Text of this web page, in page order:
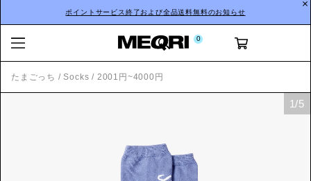
ポイントサービス終了および全品送料無料のお知らせ
0
たまごっち / Socks / 2001円~4000円
1/5